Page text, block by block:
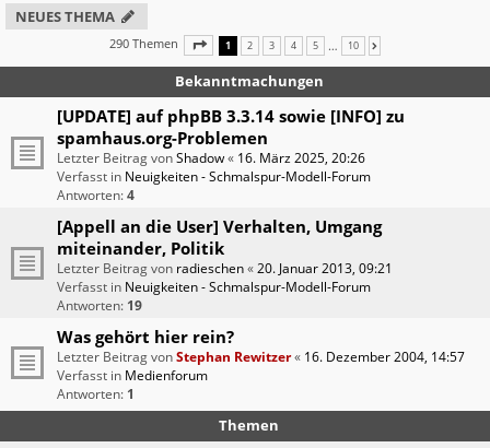
NEUES THEMA
290 Themen SEITE VON 10
1 2 3 4 5 … 10
Bekanntmachungen
[UPDATE] auf phpBB 3.3.14 sowie [INFO] zu
spamhaus.org-Problemen
Letzter Beitrag vonShadow« 16. März 2025, 20:26
Verfasst in Neuigkeiten - Schmalspur-Modell-Forum
Antworten:4
[Appell an die User] Verhalten, Umgang
miteinander, Politik
Letzter Beitrag von radieschen«20. Januar 2013, 09:21
Verfasst in Neuigkeiten - Schmalspur-Modell-Forum
Antworten: 19
Was gehört hier rein?
Letzter Beitrag vonStephan Rewitzer« 16. Dezember 2004, 14:57
Verfasst in Medienforum
Antworten: 1
Themen